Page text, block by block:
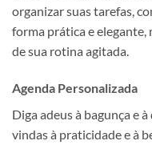
organizar suas tarefas,
forma prática e
de sua rotina agitada.
Agenda Personalizada
Diga adeus à bagunça e
vindas à praticidade e à